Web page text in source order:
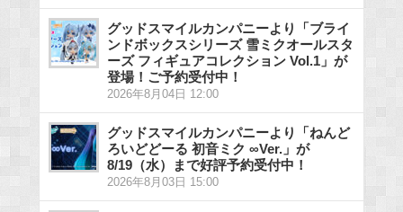
グッドスマイルカンパニーより「ブライ
ンドボックスシリーズ 雪ミクオールスタ
ーズ フィギュアコレクション Vol.1」が
登場！ご予約受付中！
2026年8月04日 12:00
グッドスマイルカンパニーより「ねんど
ろいどどーる 初音ミク ∞Ver.」が
8/19（水）まで好評予約受付中！
2026年8月03日 15:00